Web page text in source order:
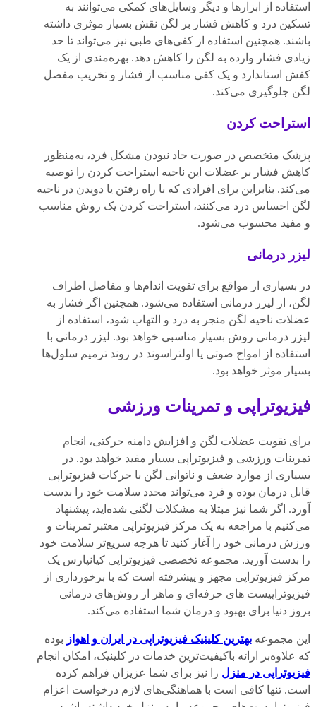
استفاده از ابزارها و دیگر وسایل‌های کمکی می‌توانند به
تسکین درد و کاهش فشار بر لگن نقش بسیار موثری داشته
باشند. همچنین استفاده از کفی‌های طبی نیز می‌تواند تا حد
زیادی فشار وارده به لگن را کاهش دهد. بهره‌مندی از یک
کفش استاندارد و یک کفی مناسب از فشار و تخریب مفصل
لگن جلوگیری می‌کند.
استراحت کردن
پزشک متخصص در صورت حاد نبودن مشکل فرد، به‌منظور
کاهش فشار بر عضلات این ناحیه استراحت کردن را توصیه
می‌کند. بنابراین برای افرادی که با راه رفتن یا دویدن در ناحیه
لگن احساس درد می‌کنند، استراحت کردن یک روش مناسب
و مفید محسوب می‌شود.
لیزر درمانی
در بسیاری از مواقع برای تقویت اندام‌ها و مفاصل اطراف
لگن، از لیزر درمانی استفاده می‌شود. همچنین اگر فشار به
عضلات ناحیه لگن منجر به درد و التهاب شود، استفاده از
لیزر درمانی روش بسیار مناسبی خواهد بود. لیزر درمانی با
استفاده از امواج صوتی یا اولتراسوند در روند ترمیم سلول‌ها
بسیار موثر خواهد بود.
فیزیوتراپی و تمرینات ورزشی
برای تقویت عضلات لگن و افزایش دامنه حرکتی، انجام
تمرینات ورزشی و فیزیوتراپی بسیار مفید خواهد بود. در
بسیاری از موارد ضعف و ناتوانی لگن با حرکات فیزیوتراپی
قابل درمان بوده و فرد می‌تواند مجدد سلامت خود را بدست
آورد. اگر شما نیز مبتلا به مشکلات لگنی شده‌اید، پیشنهاد
می‌کنیم با مراجعه به یک مرکز فیزیوتراپی معتبر تمرینات و
ورزش درمانی خود را آغاز کنید تا هرچه سریع‌تر سلامت خود
را بدست آورید. مجموعه تخصصی فیزیوتراپی کیانپارس یک
مرکز فیزیوتراپی مجهز و پیشرفته است که با برخورداری از
فیزیوتراپیست های حرفه‌ای و ماهر از روش‌های درمانی
بروز دنیا برای بهبود و درمان شما استفاده می‌کند.
این مجموعه بهترین کلینیک فیزیوتراپی در ایران و اهواز بوده
که علاوه‌بر ارائه باکیفیت‌ترین خدمات در کلینیک، امکان انجام
فیزیوتراپی در منزل را نیز برای شما عزیزان فراهم کرده
است. تنها کافی است با هماهنگی‌های لازم درخواست اعزام